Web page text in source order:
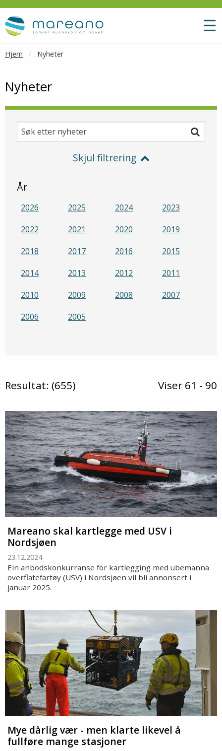
Gå til hovedinnhold
☰
Hjem Nyheter
Nyheter
Søk etter nyheter
Søk
Skjul filtrering
År
2026 2025 2024
2023
2022
2021 2020
2019
2018
2017 2016
2015
2014
2013 2012
2011
2010
2009 2008
2007
2006
2005
Resultat: (655) Viser 61 - 90
Mareano skal kartlegge med USV i
Nordsjøen
23.12.2024
Ein anbodskonkurranse for kartlegging med ubemanna
overflatefartøy (USV) i Nordsjøen vil bli annonsert i
januar 2025.
Mye dårlig vær - men klarte likevel å
fullføre mange stasjoner